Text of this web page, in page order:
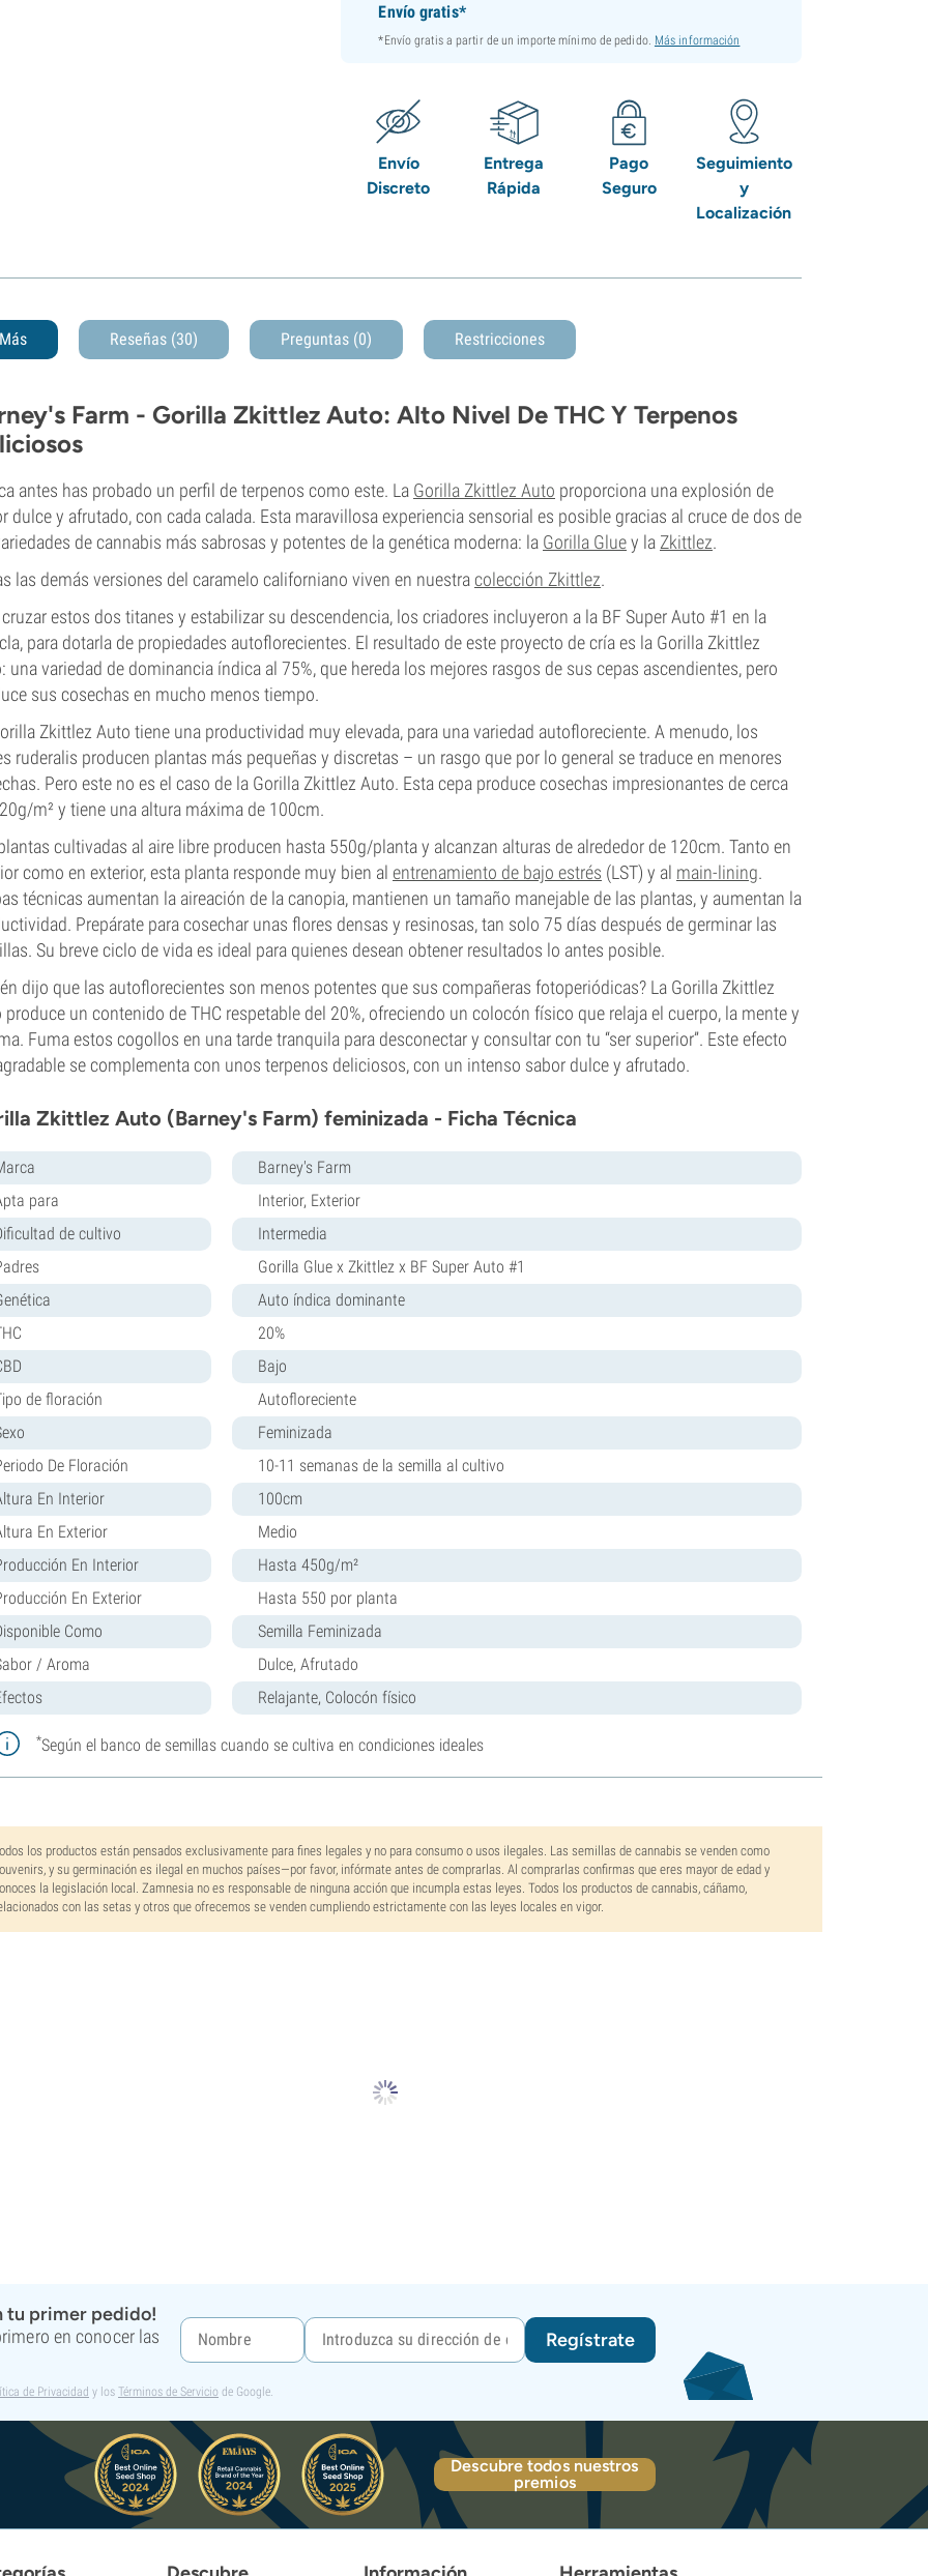
Envío gratis*
*Envío gratis a partir de un importe mínimo de pedido. Más información
Envío
Discreto
Entrega
Rápida
Pago
Seguro
Seguimiento
y
Localización
Más Reseñas (30) Preguntas (0) Restricciones
Farm - Gorilla Zkittlez Auto: Alto Nivel De THC Y Terpenos
antes has probado un perfil de terpenos como este. La Gorilla Zkittlez Auto proporciona una explosión de
dulce y afrutado, con cada calada. Esta maravillosa experiencia sensorial es posible gracias al cruce de dos de
de cannabis más sabrosas y potentes de la genética moderna: la Gorilla Gluey la Zkittlez.
las demás versiones del caramelo californiano viven en nuestracolección Zkittlez.
cruzar estos dos titanes y estabilizar su descendencia, los criadores incluyeron a la BF Super Auto #1 en la
para dotarla de propiedades autoflorecientes. El resultado de este proyecto de cría es la Gorilla Zkittlez
una variedad de dominancia índica al 75%, que hereda los mejores rasgos de sus cepas ascendientes, pero
sus cosechas en mucho menos tiempo.
Zkittlez Auto tiene una productividad muy elevada, para una variedad autofloreciente. A menudo, los
ruderalis producen plantas más pequeñas y discretas – un rasgo que por lo general se traduce en menores
Pero este no es el caso de la Gorilla Zkittlez Auto. Esta cepa produce cosechas impresionantes de cerca
m² y tiene una altura máxima de 100cm.
cultivadas al aire libre producen hasta 550g/planta y alcanzan alturas de alrededor de 120cm. Tanto en
como en exterior, esta planta responde muy bien al entrenamiento de bajo estrés (LST) y al main-lining.
técnicas aumentan la aireación de la canopia, mantienen un tamaño manejable de las plantas, y aumentan la
Prepárate para cosechar unas flores densas y resinosas, tan solo 75 días después de germinar las
Su breve ciclo de vida es ideal para quienes desean obtener resultados lo antes posible.
dijo que las autoflorecientes son menos potentes que sus compañeras fotoperiódicas? La Gorilla Zkittlez
produce un contenido de THC respetable del 20%, ofreciendo un colocón físico que relaja el cuerpo, la mente y
Fuma estos cogollos en una tarde tranquila para desconectar y consultar con tu “ser superior”. Este efecto
se complementa con unos terpenos deliciosos, con un intenso sabor dulce y afrutado.
Zkittlez Auto (Barney's Farm) feminizada - Ficha Técnica
Barney's Farm
para
Interior, Exterior
de cultivo
Intermedia
Gorilla Glue x Zkittlez x BF Super Auto #1
Auto índica dominante
20%
Bajo
de floración
Autofloreciente
Feminizada
De Floración
10-11 semanas de la semilla al cultivo
En Interior
100cm
En Exterior
Medio
En Interior
Hasta 450g/m²
En Exterior
Hasta 550 por planta
Como
Semilla Feminizada
/ Aroma
Dulce, Afrutado
Relajante, Colocón físico
*Según el banco de semillas cuando se cultiva en condiciones ideales
los productos están pensados exclusivamente para fines legales y no para consumo o usos ilegales. Las semillas de cannabis se venden como
y su germinación es ilegal en muchos países—por favor, infórmate antes de comprarlas. Al comprarlas confirmas que eres mayor de edad y
la legislación local. Zamnesia no es responsable de ninguna acción que incumpla estas leyes. Todos los productos de cannabis, cáñamo,
con las setas y otros que ofrecemos se venden cumpliendo estrictamente con las leyes locales en vigor.
tu primer pedido!
en conocer las
Regístrate
de Privacidad y los Términos de Servicio de Google.
Descubre todos nuestros
premios